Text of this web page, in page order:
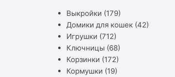
Выкройки (179)
Домики для кошек (42)
Игрушки (712)
Ключницы (68)
Корзинки (172)
Кормушки (19)